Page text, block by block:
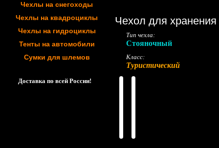
Чехлы на снегоходы
Чехлы на квадроциклы
Чехлы на гидроциклы
Тенты на автомобили
Сумки для шлемов
Доставка по всей России!
Чехол для
Тип чехла:
Стояночный
Класс:
Туристический